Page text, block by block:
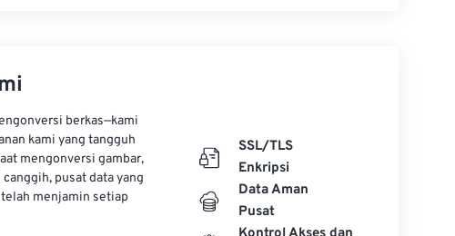
berkas—kami
kami yang tangguh
mengonversi gambar,
pusat data yang
telah menjamin setiap
SSL/TLS
Enkripsi
Data Aman
Pusat